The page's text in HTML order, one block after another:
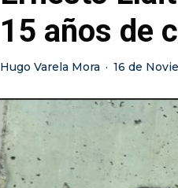
15 años de
Hugo Varela Mora · 16 de